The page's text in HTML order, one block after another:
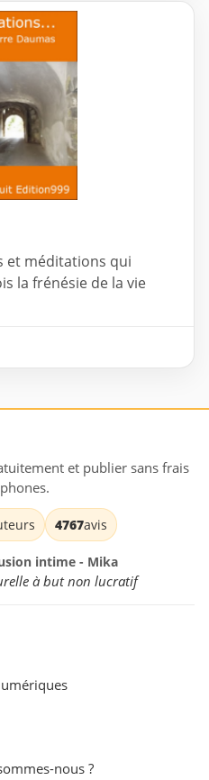
et méditations qui
la frénésie de la vie
et publier sans frais
4767avis
intime - Mika
à but non lucratif
nous ?